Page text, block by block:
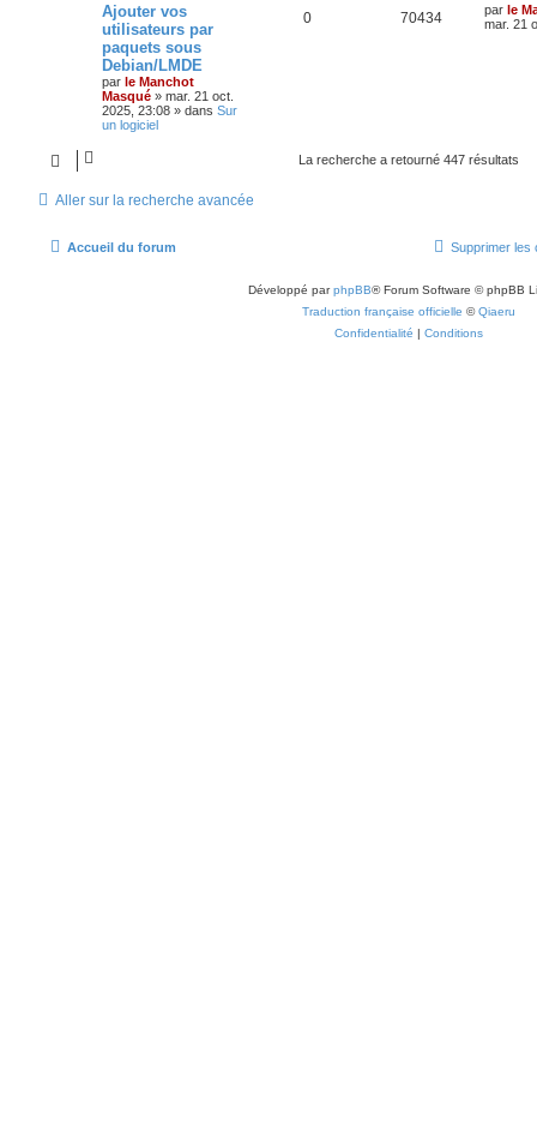
Ajouter vos
utilisateurs par
paquets sous
Debian/LMDE
par le Manchot
Masqué » mar. 21 oct.
2025, 23:08 » dans Sur
un logiciel
0 70434 par le
mar. 21
La recherche a retourné 447 résultats
Aller sur la recherche avancée
Accueil du forum Supprimer les
Développé parphpBB® Forum Software © phpBB
Traduction française officielle ©Qiaeru
Confidentialité | Conditions